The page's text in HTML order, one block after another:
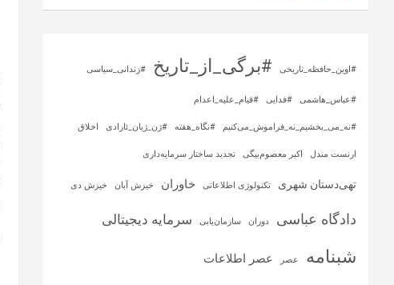
#اوین_حافظه_تاریخی #برگی_از_تاریخ #زندانی_سیاسی
#عباس_هاشمی #فدایی #قیام_علیه_اعدام
#نه_می_بخشیم_نه_فراموش_می‌کنیم #نگاه_هفته #ژن_ژیان_ئازادی اخلاق
ارنست مندل اکبر معصوم‌بیگی تجدید ساختار سرمایه‌داری
تهی‌دستان شهری تکنولوژی اطلاعاتی خاوران خیزش آبان خیزش دی
دادگاه عباسی دوران سازمان‌یابی سرمایه‌ دیجیتالی
شبنامه عصر عصر اطلاعات